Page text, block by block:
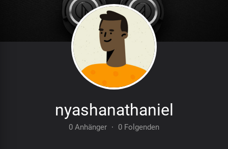
nyashanathaniel
0 Anhänger · 0 Folgenden